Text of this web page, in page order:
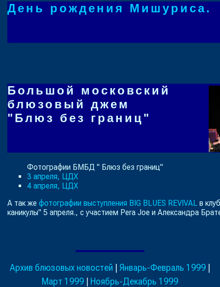
День рождения Мишуриса.
Большой московский
блюзовый джем
"Блюз без границ"
Фотографии БМБД " Блюз без границ"
3 апреля, ЦДХ
4 апреля, ЦДХ
А так же фотографии выступления BIG BLUES REVIVALв
каникулы" 5 апреля., с участием Pera Joe и Александра
Архив блюзовых новостей Январь-Февраль 1999
Март 1999
Ноябрь-Декабрь 1999